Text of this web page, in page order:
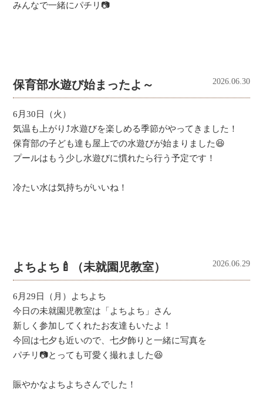
みんなで一緒にパチリ📷
保育部水遊び始まったよ～ 2026.06.30
6月30日（火）
気温も上がり⤴水遊びを楽しめる季節がやってきました！
保育部の子ども達も屋上での水遊びが始まりました😆
プールはもう少し水遊びに慣れたら行う予定です！
冷たい水は気持ちがいいね！
よちよち🍼（未就園児教室） 2026.06.29
6月29日（月）よちよち
今日の未就園児教室は「よちよち」さん
新しく参加してくれたお友達もいたよ！
今回は七夕も近いので、七夕飾りと一緒に写真を
パチリ📷とっても可愛く撮れました😆
賑やかなよちよちさんでした！